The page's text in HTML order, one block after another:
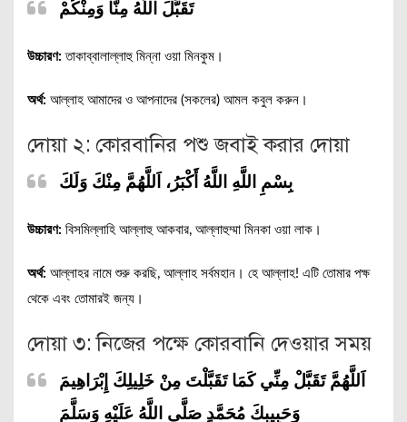
تَقَبَّلَ اللَّهُ مِنَّا وَمِنْكُمْ
উচ্চারণ: তাকাব্বালাল্লাহু মিন্না ওয়া মিনকুম।
অর্থ: আল্লাহ আমাদের ও আপনাদের (সকলের) আমল কবুল করুন।
দোয়া ২: কোরবানির পশু জবাই করার দোয়া
بِسْمِ اللَّهِ اللَّهُ أَكْبَرُ، اَللَّهُمَّ مِنْكَ وَلَكَ
উচ্চারণ: বিসমিল্লাহি আল্লাহু আকবার, আল্লাহুম্মা মিনকা ওয়া লাক।
অর্থ: আল্লাহর নামে শুরু করছি, আল্লাহ সর্বমহান। হে আল্লাহ! এটি তোমার পক্ষ
থেকে এবং তোমারই জন্য।
দোয়া ৩: নিজের পক্ষে কোরবানি দেওয়ার সময়
اَللَّهُمَّ تَقَبَّلْ مِنِّي كَمَا تَقَبَّلْتَ مِنْ خَلِيلِكَ إِبْرَاهِيمَ
وَحَبِيبِكَ مُحَمَّدٍ صَلَّى اللَّهُ عَلَيْهِ وَسَلَّمَ